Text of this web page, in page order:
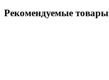
Рекомендуемые товары